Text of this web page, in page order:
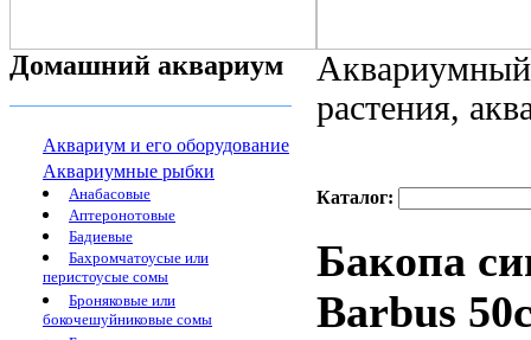
Домашний аквариум
Аквариум и его оборудование
Аквариумные рыбки
Анабасовые
Аптеронотовые
Бадиевые
Бахромчатоусые или
перистоусые сомы
Броняковые или
бокочешуйниковые сомы
растения,
Каталог:
Бакопа
Barbus